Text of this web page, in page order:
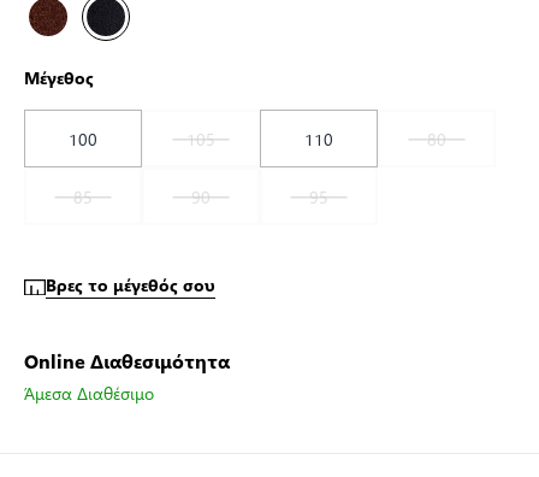
Μέγεθος
100 105 110
80
85
90 95
Βρες το μέγεθός σου
Online Διαθεσιμότητα
Άμεσα Διαθέσιμο